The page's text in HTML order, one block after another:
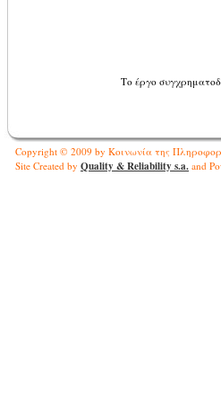
Το έργο
Copyright © 2009 by Κοινωνία της
Site Created by Quality & Reliability s.a. and